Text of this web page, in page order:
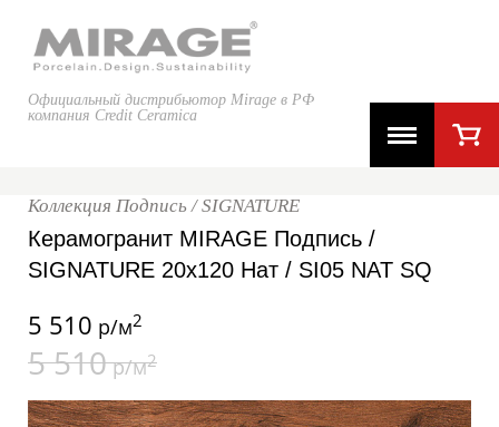
Официальный дистрибьютор Mirage в РФ
компания Credit Ceramica
Коллекция Подпись / SIGNATURE
Керамогранит MIRAGE Подпись /
SIGNATURE 20x120 Нат / SI05 NAT SQ
5 510 р/м2
5 510р/м2